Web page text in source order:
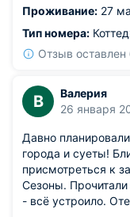
Проживание: 27
Тип номера:
Отзыв оставлен
В
Валерия
26 января
Давно
города и суеты!
присмотреться к
Сезоны.
- всё устроило.